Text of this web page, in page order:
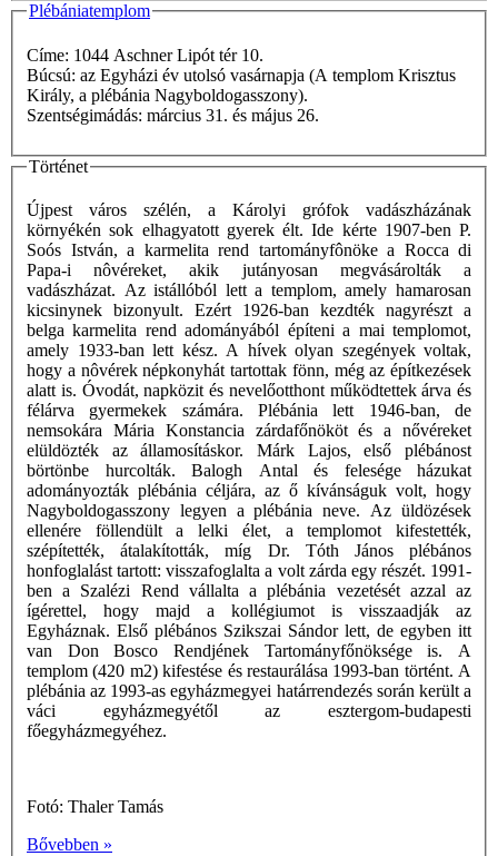
Plébániatemplom
Címe: 1044 Aschner Lipót tér 10.
Búcsú: az Egyházi év utolsó vasárnapja (A templom Krisztus
Király, a plébánia Nagyboldogasszony).
Szentségimádás: március 31. és május 26.
Történet
Újpest város szélén, a Károlyi grófok vadászházának
környékén sok elhagyatott gyerek élt. Ide kérte 1907-ben P.
Soós István, a karmelita rend tartományfônöke a Rocca di
Papa-i nôvéreket, akik jutányosan megvásárolták a
vadászházat. Az istállóból lett a templom, amely hamarosan
kicsinynek bizonyult. Ezért 1926-ban kezdték nagyrészt a
belga karmelita rend adományából építeni a mai templomot,
amely 1933-ban lett kész. A hívek olyan szegények voltak,
hogy a nôvérek népkonyhát tartottak fönn, még az építkezések
alatt is. Óvodát, napközit és nevelőotthont működtettek árva és
félárva gyermekek számára. Plébánia lett 1946-ban, de
nemsokára Mária Konstancia zárdafőnököt és a nővéreket
elüldözték az államosításkor. Márk Lajos, első plébánost
börtönbe hurcolták. Balogh Antal és felesége házukat
adományozták plébánia céljára, az ő kívánságuk volt, hogy
Nagyboldogasszony legyen a plébánia neve. Az üldözések
ellenére föllendült a lelki élet, a templomot kifestették,
szépítették, átalakították, míg Dr. Tóth János plébános
honfoglalást tartott: visszafoglalta a volt zárda egy részét. 1991-
ben a Szalézi Rend vállalta a plébánia vezetését azzal az
ígérettel, hogy majd a kollégiumot is visszaadják az
Egyháznak. Első plébános Szikszai Sándor lett, de egyben itt
van Don Bosco Rendjének Tartományfőnöksége is. A
templom (420 m2) kifestése és restaurálása 1993-ban történt. A
plébánia az 1993-as egyházmegyei határrendezés során került a
váci egyházmegyétől az esztergom-budapesti
főegyházmegyéhez.
Fotó: Thaler Tamás
Bővebben »